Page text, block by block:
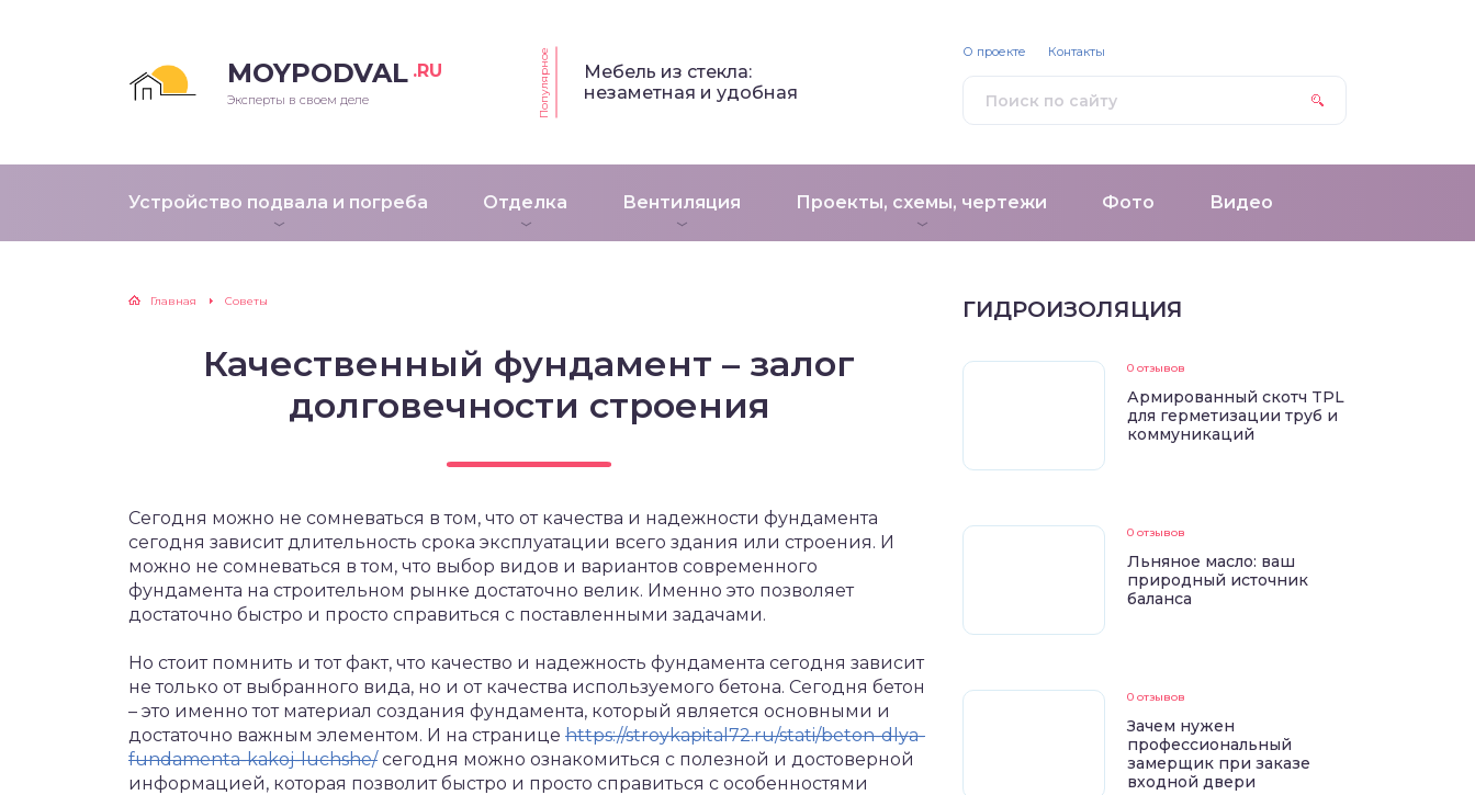
MOYPODVAL .RU
Эксперты в своем деле Популярное
Мебель из стекла:
незаметная и удобная
Устройство подвала и погреба Отделка Вентиляция Проекты, схемы, чертежи Фото Видео
О проекте Контакты
Главная Советы
Качественный фундамент – залог
долговечности строения
Сегодня можно не сомневаться в том, что от качества и надежности фундамента
сегодня зависит длительность срока эксплуатации всего здания или строения. И
можно не сомневаться в том, что выбор видов и вариантов современного
фундамента на строительном рынке достаточно велик. Именно это позволяет
достаточно быстро и просто справиться с поставленными задачами.
Но стоит помнить и тот факт, что качество и надежность фундамента сегодня зависит
не только от выбранного вида, но и от качества используемого бетона. Сегодня бетон
– это именно тот материал создания фундамента, который является основными и
достаточно важным элементом. И на странице https://stroykapital72.ru/stati/beton-dlya-
fundamenta-kakoj-luchshe/сегодня можно ознакомиться с полезной и достоверной
информацией, которая позволит быстро и просто справиться с особенностями
ГИДРОИЗОЛЯЦИЯ
0 отзывов
Армированный скотч TPL
для герметизации труб и
коммуникаций
0 отзывов
Льняное масло: ваш
природный источник
баланса
0 отзывов
Зачем нужен
профессиональный
замерщик при заказе
входной двери